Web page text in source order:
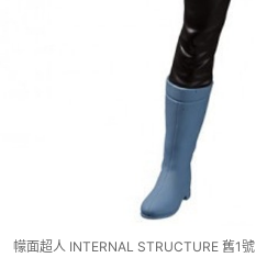
幪面超人 INTERNAL STRUCTURE 舊1號